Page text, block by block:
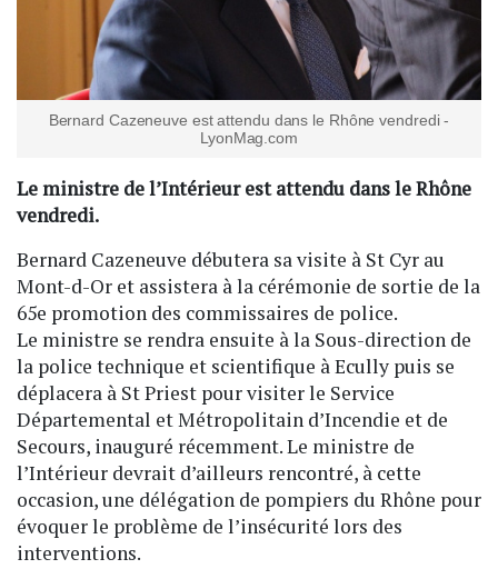
Bernard Cazeneuve est attendu dans le Rhône vendredi -
LyonMag.com
Le ministre de l’Intérieur est attendu dans le Rhône
vendredi.
Bernard Cazeneuve débutera sa visite à St Cyr au
Mont-d-Or et assistera à la cérémonie de sortie de la
65e promotion des commissaires de police.
Le ministre se rendra ensuite à la Sous-direction de
la police technique et scientifique à Ecully puis se
déplacera à St Priest pour visiter le Service
Départemental et Métropolitain d’Incendie et de
Secours, inauguré récemment. Le ministre de
l’Intérieur devrait d’ailleurs rencontré, à cette
occasion, une délégation de pompiers du Rhône pour
évoquer le problème de l’insécurité lors des
interventions.